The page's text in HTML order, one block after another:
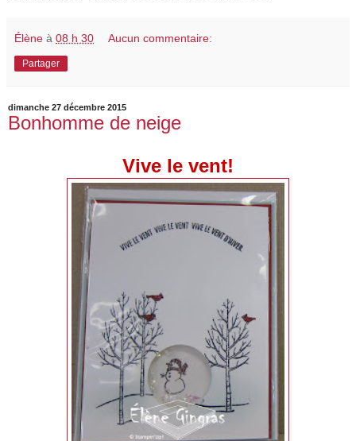
Élène à 08 h 30 Aucun commentaire:
Partager
dimanche 27 décembre 2015
Bonhomme de neige
Vive le vent!